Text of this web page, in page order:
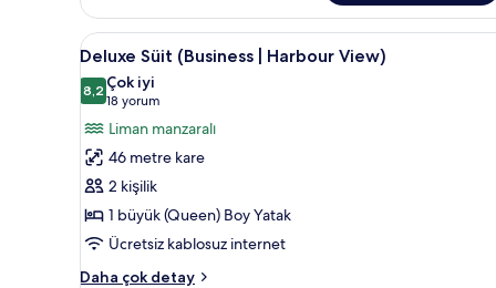
Odası,
Dağ
Manzaralı
hakkında
daha
fazla
detay
Deluxe
Süit
(Business
Harbour
View)
için
tüm
fotoğrafları
görün
6
Deluxe Süit (Business | Harbour View)
8,28,2 / 10
Çok iyi
18 yorum
(18
yorum)
Liman manzaralı
46 metre kare
2 kişilik
1 büyük (Queen) Boy Yatak
Ücretsiz kablosuz internet
Daha çok detay
Deluxe